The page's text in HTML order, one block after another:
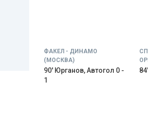
ФАКЕЛ - ДИНАМО
(МОСКВА)
90' Юрганов, Автогол 0 -
1